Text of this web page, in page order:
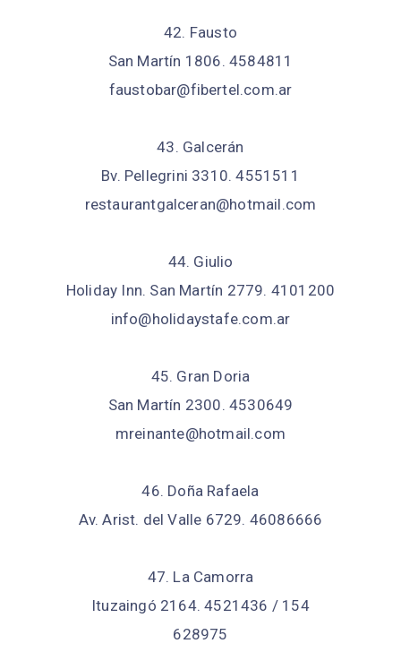
42. Fausto
San Martín 1806. 4584811
faustobar@fibertel.com.ar
43. Galcerán
Bv. Pellegrini 3310. 4551511
restaurantgalceran@hotmail.com
44. Giulio
Holiday Inn. San Martín 2779. 4101200
info@holidaystafe.com.ar
45. Gran Doria
San Martín 2300. 4530649
mreinante@hotmail.com
46. Doña Rafaela
Av. Arist. del Valle 6729. 46086666
47. La Camorra
Ituzaingó 2164. 4521436 / 154
628975